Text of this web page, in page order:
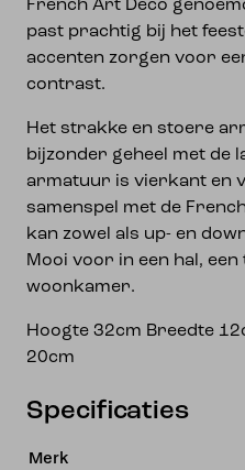
French Art Deco
past prachtig bij het
accenten zorgen voor
contrast.
Het strakke en stoere
bijzonder geheel met de
armatuur is vierkant en
samenspel met de
kan zowel als up- en
Mooi voor in een hal,
woonkamer.
Hoogte 32cm Breedte
20cm
Specificaties
Merk